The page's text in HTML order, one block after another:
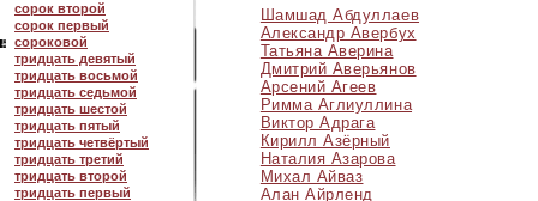
сорок второй
сорок первый
сороковой
тридцать девятый
тридцать восьмой
тридцать седьмой
тридцать шестой
тридцать пятый
тридцать четвёртый
тридцать третий
тридцать второй
тридцать первый
Шамшад Абдуллаев
Александр Авербух
Татьяна Аверина
Дмитрий Аверьянов
Арсений Агеев
Римма Аглиуллина
Виктор Адрага
Кирилл Азёрный
Наталия Азарова
Михал Айваз
Алан Айрленд